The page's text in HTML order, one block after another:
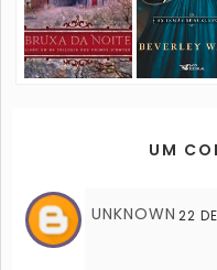
UM
UNKNOWN 22